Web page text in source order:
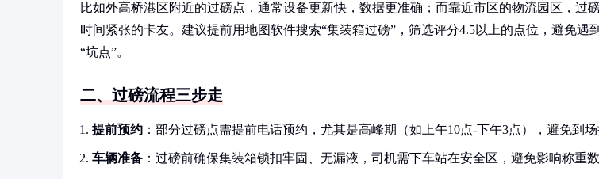
比如外高桥港区附近的过磅点，通常设备更新快，数据更准确；而靠近市区的物流园区，过
时间紧张的卡友。建议提前用地图软件搜索“集装箱过磅”，筛选评分4.5以上的点位，避免遇
“坑点”。
二、过磅流程三步走
提前预约 ：部分过磅点需提前电话预约，尤其是高峰期（如上午10点-下午3点），避免到场
车辆准备 ：过磅前确保集装箱锁扣牢固、无漏液，司机需下车站在安全区，避免影响称重数